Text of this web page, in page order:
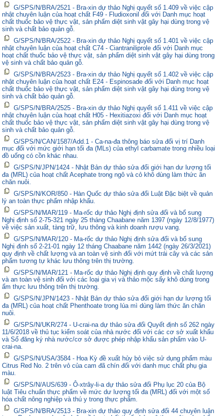
G/SPS/N/BRA/2521 - Bra-xin dự thảo Nghị quyết số 1.409 về việc cập
nhật chuyên luận của hoạt chất F49 - Fludioxonil đối với Danh mục hoạt
chất thuốc bảo vệ thực vật, sản phẩm diệt sinh vật gây hại dùng trong vệ
sinh và chất bảo quản gỗ.
G/SPS/N/BRA/2522 - Bra-xin dự thảo Nghị quyết số 1.401 về việc cập
nhật chuyên luận của hoạt chất C74 - Ciantraniliprole đối với Danh mục
hoạt chất thuốc bảo vệ thực vật, sản phẩm diệt sinh vật gây hại dùng trong
vệ sinh và chất bảo quản gỗ.
G/SPS/N/BRA/2523 - Bra-xin dự thảo Nghị quyết số 1.402 về việc cập
nhật chuyên luận của hoạt chất E24 - Espinosade đối với Danh mục hoạt
chất thuốc bảo vệ thực vật, sản phẩm diệt sinh vật gây hại dùng trong vệ
sinh và chất bảo quản gỗ.
G/SPS/N/BRA/2525 - Bra-xin dự thảo Nghị quyết số 1.411 về việc cập
nhật chuyên luận của hoạt chất H05 - Hexitiazoxi đối với Danh mục hoạt
chất thuốc bảo vệ thực vật, sản phẩm diệt sinh vật gây hại dùng trong vệ
sinh và chất bảo quản gỗ.
G/SPS/N/CAN/1587/Add.1 - Ca-na-đa thông báo sửa đổi vị trí Danh
mục đối với mức giới hạn tối đa (MLs) của ethyl carbamate trong nhiều loại
đồ uống có cồn khác nhau.
G/SPS/N/JPN/1424 - Nhật Bản dự thảo sửa đổi giới hạn dư lượng tối
đa (MRL) của hoạt chất Acephate trong ngô và cỏ khô dùng làm thức ăn
chăn nuôi.
G/SPS/N/KOR/850 - Hàn Quốc dự thảo sửa đổi Luật Đặc biệt về quản
lý an toàn thực phẩm nhập khẩu.
G/SPS/N/MAR/119 - Ma-rốc dự thảo Nghị định sửa đổi và bổ sung
Nghị định số 2-75-321 ngày 25 tháng Chaabane năm 1397 (ngày 12/8/1977)
về việc sản xuất, tàng trữ, lưu thông và kinh doanh rượu vang.
G/SPS/N/MAR/120 - Ma-rốc dự thảo Nghị định sửa đổi và bổ sung
Nghị định số 2-21-01 ngày 12 tháng Chaabane năm 1442 (ngày 26/3/2021)
quy định về chất lượng và an toàn vệ sinh đối với mứt trái cây và các sản
phẩm tương tự khác lưu thông trên thị trường.
G/SPS/N/MAR/121 - Ma-rốc dự thảo Nghị định quy định về chất lượng
và an toàn vệ sinh đối với các loại gia vị và thảo mộc sấy khô dùng trong
ẩm thực lưu thông trên thị trường.
G/SPS/N/JPN/1423 - Nhật Bản dự thảo sửa đổi giới hạn dư lượng tối
đa (MRL) của hoạt chất Phenthoate trong lúa mì dùng làm thức ăn chăn
nuôi.
G/SPS/N/UKR/274 - U-crai-na dự thảo sửa đổi Quyết định số 262 ngày
11/6/2018 về thủ tục kiểm soát của nhà nước đối với các cơ sở xuất khẩu
và Sổ đăng ký nhà nước/cơ sở được phép nhập khẩu sản phẩm vào U-
crai-na.
G/SPS/N/USA/3584 - Hoa Kỳ đề xuất hủy bỏ việc sử dụng phẩm màu
Citrus Red No. 2 trên vỏ của cam đã chín đối với danh mục chất phụ gia
màu.
G/SPS/N/AUS/639 - Ô-xtrây-li-a dự thảo sửa đổi Phụ lục 20 của Bộ
luật Tiêu chuẩn thực phẩm về mức dư lượng tối đa (MRL) đối với một số
hóa chất nông nghiệp và thú y trong thực phẩm.
G/SPS/N/BRA/2513 - Bra-xin dự thảo quy định sửa đổi 44 chuyên luận